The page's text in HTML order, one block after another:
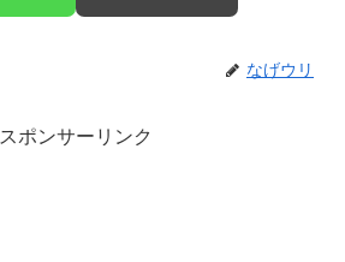
なげウリ
スポンサーリンク